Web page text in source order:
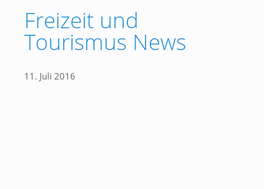
Freizeit und
Tourismus News
11. Juli 2016